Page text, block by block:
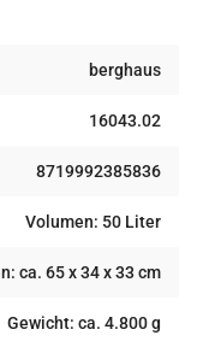
berghaus
16043.02
8719992385836
Volumen: 50 Liter
ca. 65 x 34 x 33 cm
Gewicht: ca. 4.800 g